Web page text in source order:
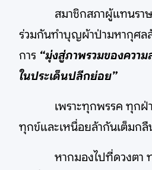
สมาชิกสภาผู้แทนราษฎ
ร่วมกันทำบุญผ้าป่ามหากุศล
การ “มุ่งสู่ภาพรวมของควา
ในประเด็นปลีกย่อย”
เพราะทุกพรรค ทุกฝ่า
ทุกข์และเหนื่อยล้ากันเต็มกลื
หากมองไปที่ดวงตา ทะ